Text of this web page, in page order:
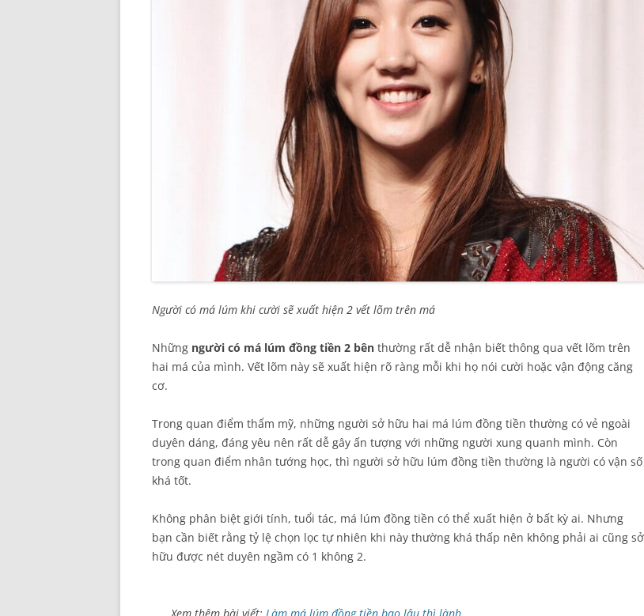
Người có má lúm khi cười sẽ xuất hiện 2 vết lõm trên má
Những người có má lúm đồng tiền 2 bên thường rất dễ nhận biết thông qua vết lõm trên
hai má của mình. Vết lõm này sẽ xuất hiện rõ ràng mỗi khi họ nói cười hoặc vận động căng
cơ.
Trong quan điểm thẩm mỹ, những người sở hữu hai má lúm đồng tiền thường có vẻ ngoài
duyên dáng, đáng yêu nên rất dễ gây ấn tượng với những người xung quanh mình. Còn
trong quan điểm nhân tướng học, thì người sở hữu lúm đồng tiền thường là người có vận số
khá tốt.
Không phân biệt giới tính, tuổi tác, má lúm đồng tiền có thể xuất hiện ở bất kỳ ai. Nhưng
bạn cần biết rằng tỷ lệ chọn lọc tự nhiên khi này thường khá thấp nên không phải ai cũng sở
hữu được nét duyên ngầm có 1 không 2.
Xem thêm bài viết: Làm má lúm đồng tiền bao lâu thì lành